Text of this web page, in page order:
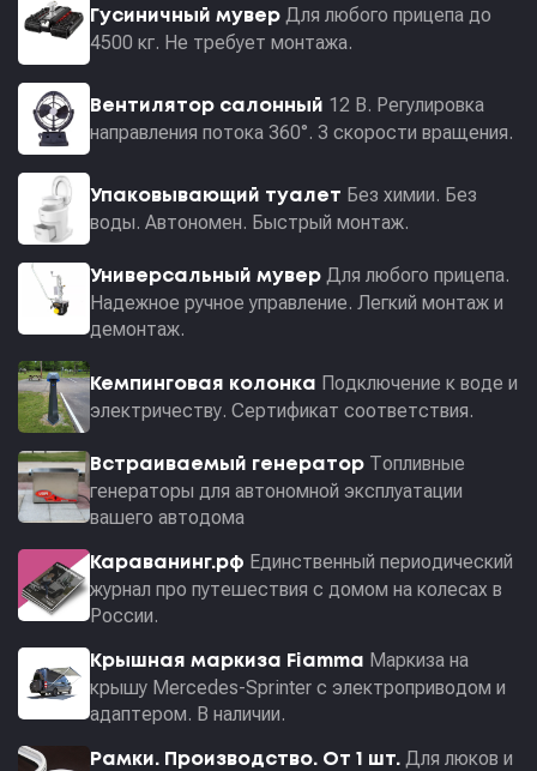
Гусиничный мувер Для любого прицепа до
4500 кг. Не требует монтажа.
Вентилятор салонный 12 В. Регулировка
направления потока 360°. 3 скорости вращения.
Упаковывающий туалет Без химии. Без
воды. Автономен. Быстрый монтаж.
Универсальный мувер Для любого прицепа.
Надежное ручное управление. Легкий монтаж и
демонтаж.
Кемпинговая колонка Подключение к воде и
электричеству. Сертификат соответствия.
Встраиваемый генератор Топливные
генераторы для автономной эксплуатации
вашего автодома
Караванинг.рф Единственный периодический
журнал про путешествия с домом на колесах в
России.
Крышная маркиза Fiamma Маркиза на
крышу Mercedes-Sprinter с электроприводом и
адаптером. В наличии.
Рамки. Производство. От 1 шт. Для люков и